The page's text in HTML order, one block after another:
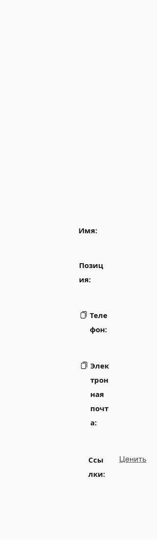
Имя:
Позиц
ия:
Теле
фон:
Элек
трон
ная
почт
а:
Ссы
лки:
Ценить